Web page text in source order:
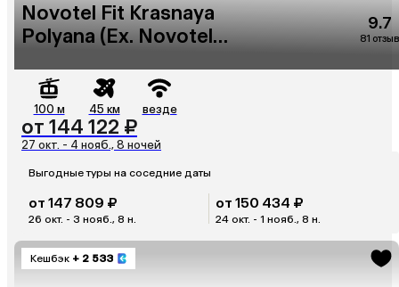
Novotel Fit Krasnaya
Polyana (Ex. Novotel
9.7
81 отзыв
100 м 45 км везде
от 144 122 ₽
27 окт. - 4 нояб., 8 ночей
Выгодные туры на соседние даты
от 147 809 ₽
26 окт. - 3 нояб., 8 н.
от 150 434 ₽
24 окт. - 1 нояб., 8 н.
Кешбэк + 2 533